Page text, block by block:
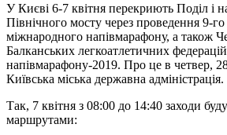
У Києві 6-7 квітня перекриють Поділ і
Північного мосту через проведення 9-
міжнародного напівмарафону, а також
Балканських легкоатлетичних
напівмарафону-2019. Про це в четвер,
Київська міська державна адміністрація.
Так, 7 квітня з 08:00 до 14:40 заходи
маршрутами: